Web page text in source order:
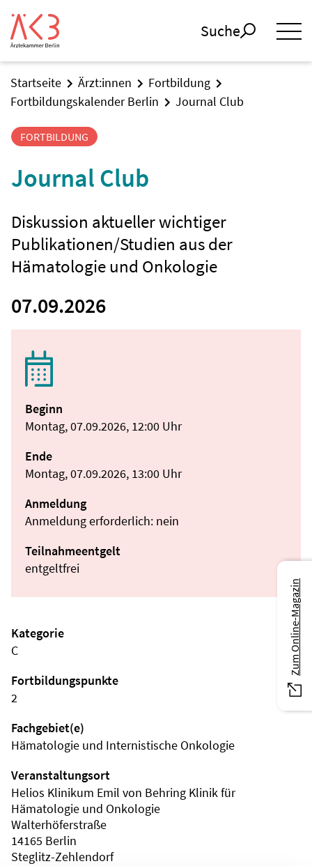
Suche
Startseite Ärzt:innen
Fortbildung
Fortbildungskalender Berlin
Journal Club
FORTBILDUNG
Journal Club
Diskussion aktueller wichtiger
Publikationen/Studien aus der
Hämatologie und Onkologie
07.09.2026
Beginn
Montag, 07.09.2026, 12:00 Uhr
Ende
Montag, 07.09.2026, 13:00 Uhr
Anmeldung
Anmeldung erforderlich: nein
Teilnahmeentgelt
entgeltfrei
Kategorie
C
Fortbildungspunkte
2
Fachgebiet(e)
Hämatologie und Internistische Onkologie
Veranstaltungsort
Helios Klinikum Emil von Behring Klinik für
Hämatologie und Onkologie
Walterhöferstraße
14165 Berlin
Steglitz-Zehlendorf
Zum Online-Magazin